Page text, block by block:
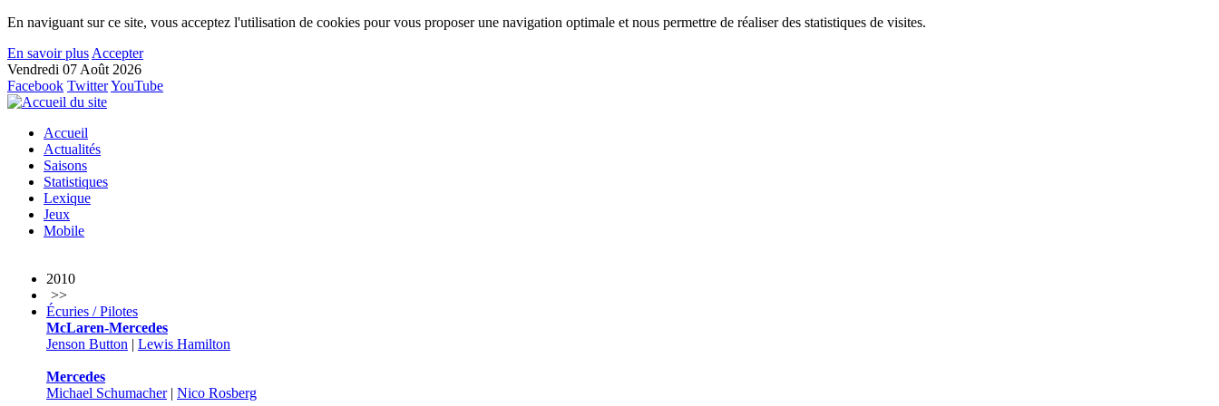
En naviguant sur ce site, vous acceptez l'utilisation de cookies pour vous proposer une navigation optimale et nous permettre de réaliser des statistiques de visites.
En savoir plus Accepter
Vendredi 07 Août 2026
Facebook TwitterYouTube
Accueil
Actualités
Saisons
Statistiques
Lexique
Jeux
Mobile
2010
>>
Écuries / Pilotes
McLaren-Mercedes
Jenson Button | Lewis Hamilton
Mercedes
Michael Schumacher| Nico Rosberg